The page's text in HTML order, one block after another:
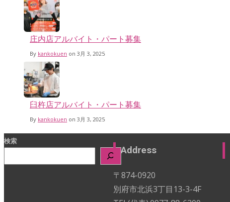
庄内店アルバイト・パート募集
By kankokuen on 3月 3, 2025
臼杵店アルバイト・パート募集
By kankokuen on 3月 3, 2025
検索
Address
〒874-0920
別府市北浜3丁目13-3-4F